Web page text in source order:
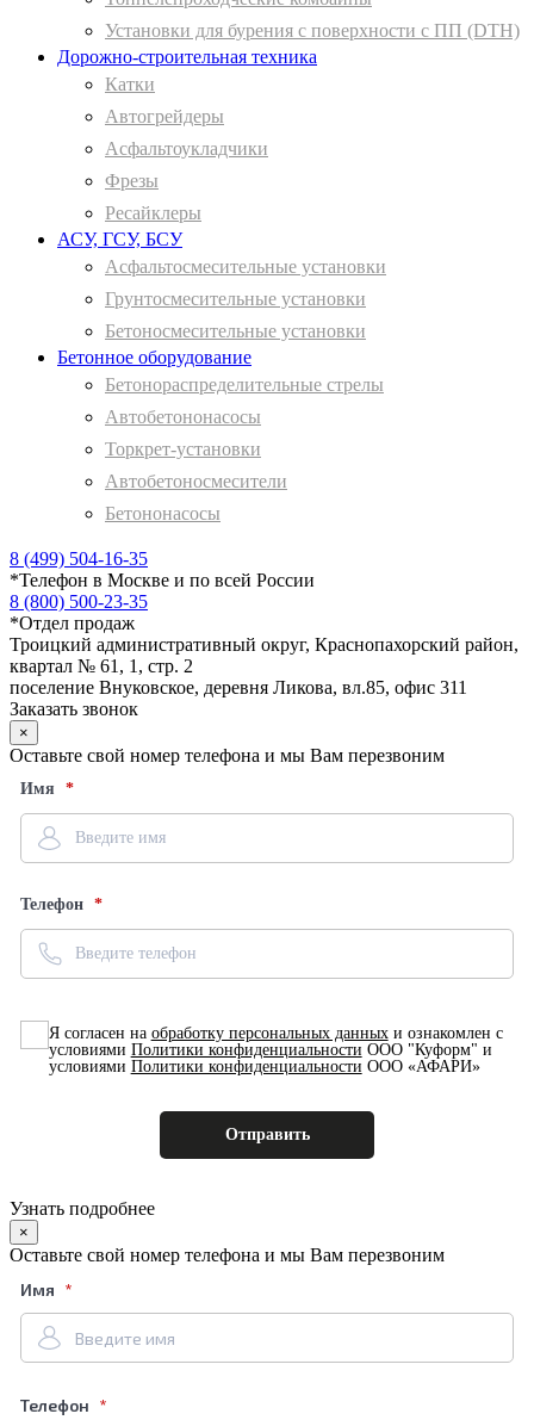
Установки для бурения с поверхности с ПП (DTH)
Дорожно-строительная техника
Катки
Автогрейдеры
Асфальтоукладчики
Фрезы
Ресайклеры
АСУ, ГСУ, БСУ
Асфальтосмесительные установки
Грунтосмесительные установки
Бетоносмесительные установки
Бетонное оборудование
Бетонораспределительные стрелы
Автобетононасосы
Торкрет-установки
Автобетоносмесители
Бетононасосы
8 (499) 504-16-35
*Телефон в Москве и по всей России
8 (800) 500-23-35
*Отдел продаж
Троицкий административный округ, Краснопахорский район,
квартал № 61, 1, стр. 2
поселение Внуковское, деревня Ликова, вл.85, офис 311
Заказать звонок
×
Оставьте свой номер телефона и мы Вам перезвоним
Имя
Телефон
Я согласен на обработку персональных данныхи ознакомлен с
условиями Политики конфиденциальности ООО "Куформ" и
условиями Политики конфиденциальности ООО «АФАРИ»
Узнать подробнее
×
Оставьте свой номер телефона и мы Вам перезвоним
Имя
Телефон